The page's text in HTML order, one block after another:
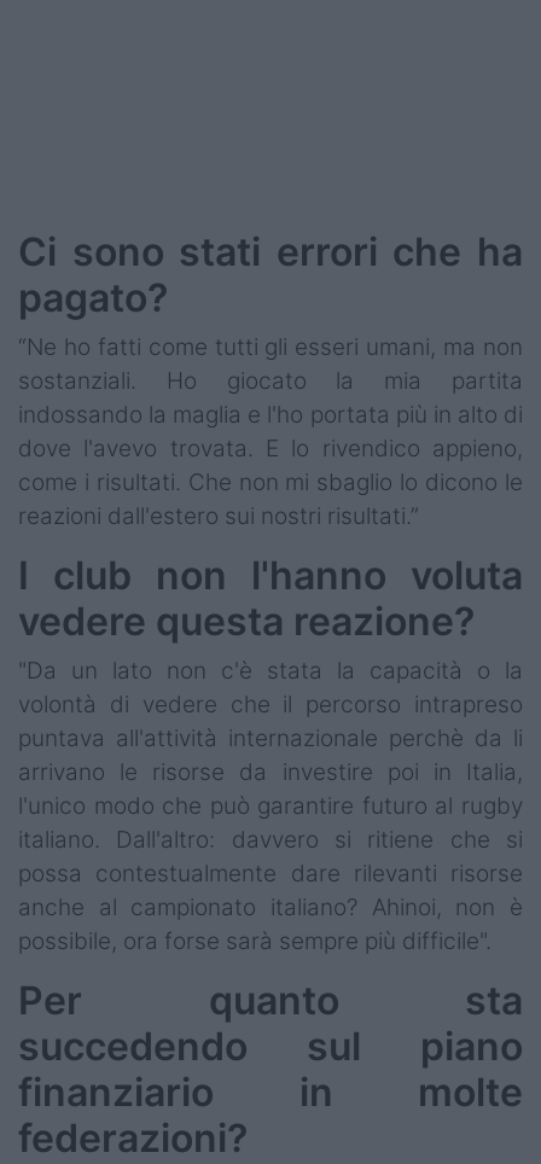
Ci sono stati errori che ha
pagato?
“Ne ho fatti come tutti gli esseri umani, ma non
sostanziali. Ho giocato la mia partita
indossando la maglia e l'ho portata più in alto di
dove l'avevo trovata. E lo rivendico appieno,
come i risultati. Che non mi sbaglio lo dicono le
reazioni dall'estero sui nostri risultati.”
I club non l'hanno voluta
vedere questa reazione?
"Da un lato non c'è stata la capacità o la
volontà di vedere che il percorso intrapreso
puntava all'attività internazionale perchè da li
arrivano le risorse da investire poi in Italia,
l'unico modo che può garantire futuro al rugby
italiano. Dall'altro: davvero si ritiene che si
possa contestualmente dare rilevanti risorse
anche al campionato italiano? Ahinoi, non è
possibile, ora forse sarà sempre più difficile".
Per quanto sta
succedendo sul piano
finanziario in molte
federazioni?